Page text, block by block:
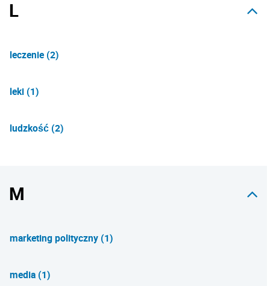
L
leczenie (2)
leki (1)
ludzkość (2)
M
marketing polityczny (1)
media (1)